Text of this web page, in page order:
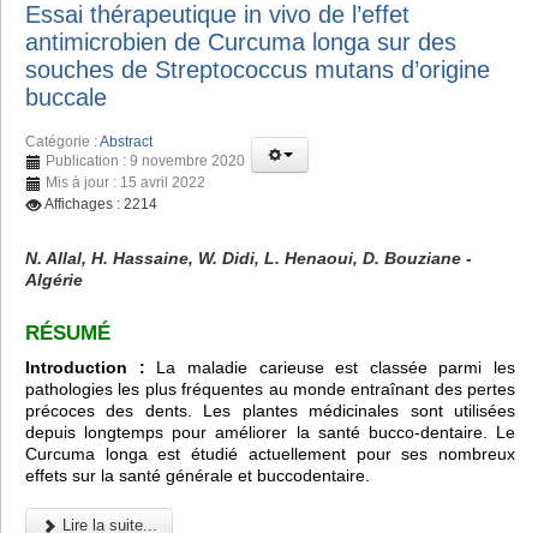
Essai thérapeutique in vivo de l’effet
antimicrobien de Curcuma longa sur des
souches de Streptococcus mutans d’origine
buccale
Catégorie :Abstract
Publication : 9 novembre 2020
Mis à jour : 15 avril 2022
Affichages : 2214
N. Allal, H. Hassaine, W. Didi, L. Henaoui, D. Bouziane -
Algérie
RÉSUMÉ
Introduction : La maladie carieuse est classée parmi les
pathologies les plus fréquentes au monde entraînant des pertes
précoces des dents. Les plantes médicinales sont utilisées
depuis longtemps pour améliorer la santé bucco-dentaire. Le
Curcuma longa est étudié actuellement pour ses nombreux
effets sur la santé générale et buccodentaire.
Lire la suite...